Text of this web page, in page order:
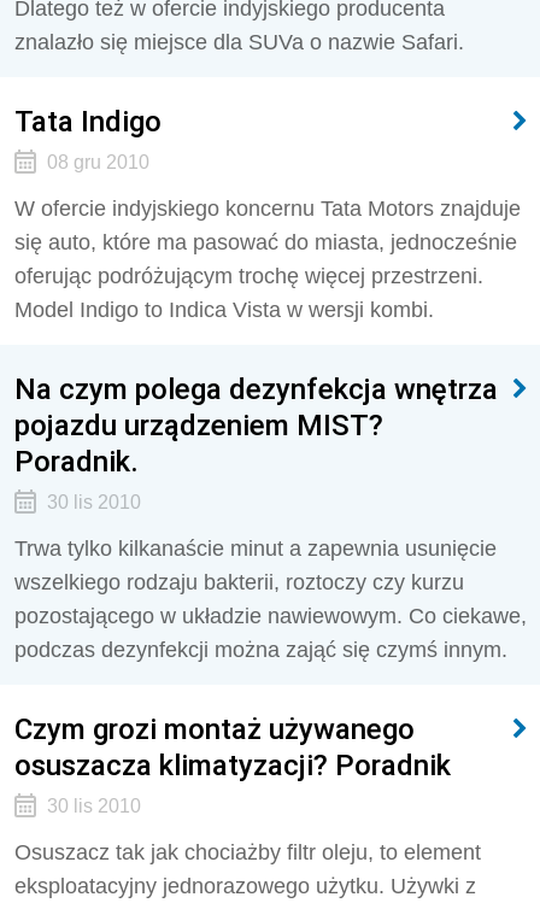
Dlatego też w ofercie indyjskiego producenta
znalazło się miejsce dla SUVa o nazwie Safari.
Tata Indigo
08 gru 2010
W ofercie indyjskiego koncernu Tata Motors znajduje
się auto, które ma pasować do miasta, jednocześnie
oferując podróżującym trochę więcej przestrzeni.
Model Indigo to Indica Vista w wersji kombi.
Na czym polega dezynfekcja wnętrza
pojazdu urządzeniem MIST?
Poradnik.
30 lis 2010
Trwa tylko kilkanaście minut a zapewnia usunięcie
wszelkiego rodzaju bakterii, roztoczy czy kurzu
pozostającego w układzie nawiewowym. Co ciekawe,
podczas dezynfekcji można zająć się czymś innym.
Czym grozi montaż używanego
osuszacza klimatyzacji? Poradnik
30 lis 2010
Osuszacz tak jak chociażby filtr oleju, to element
eksploatacyjny jednorazowego użytku. Używki z